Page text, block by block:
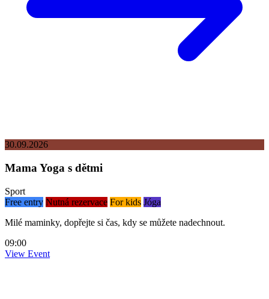
30.09.2026
Mama Yoga s dětmi
Sport
Free entry Nutná rezervace For kids Jóga
Milé maminky, dopřejte si čas, kdy se můžete nadechnout.
09:00
View Event